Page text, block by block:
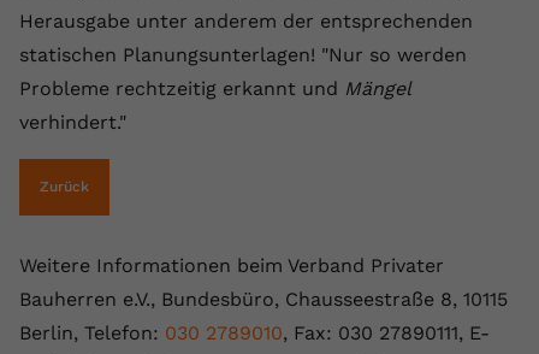
Herausgabe unter anderem der entsprechenden
statischen Planungsunterlagen! "Nur so werden
Probleme rechtzeitig erkannt und Mängel
verhindert."
Zurück
Weitere Informationen beim Verband Privater
Bauherren e.V., Bundesbüro, Chausseestraße 8, 10115
Berlin, Telefon: 030 2789010, Fax: 030 27890111, E-